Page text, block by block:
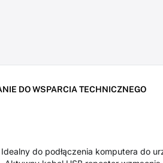
DO WSPARCIA TECHNICZNEGO
do podłączenia komputera do